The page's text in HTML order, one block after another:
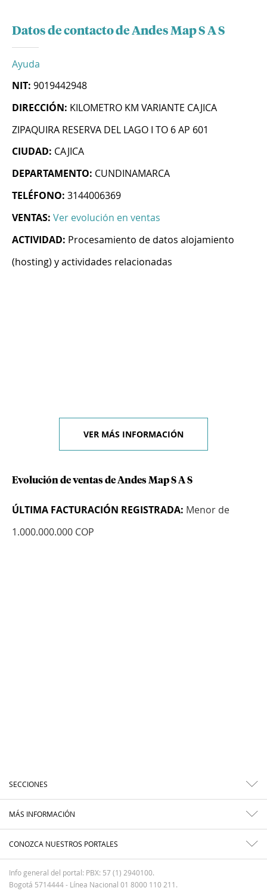
Datos de contacto de Andes Map S A S
Ayuda
NIT: 9019442948
DIRECCIÓN: KILOMETRO KM VARIANTE CAJICA
ZIPAQUIRA RESERVA DEL LAGO I TO 6 AP 601
CIUDAD: CAJICA
DEPARTAMENTO: CUNDINAMARCA
TELÉFONO: 3144006369
VENTAS: Ver evolución en ventas
ACTIVIDAD: Procesamiento de datos alojamiento
(hosting) y actividades relacionadas
VER MÁS INFORMACIÓN
Evolución de ventas de Andes Map S A S
ÚLTIMA FACTURACIÓN REGISTRADA: Menor de
1.000.000.000 COP
SECCIONES
MÁS INFORMACIÓN
CONOZCA NUESTROS PORTALES
Info general del portal: PBX: 57 (1) 2940100.
Bogotá 5714444 - Línea Nacional 01 8000 110 211.